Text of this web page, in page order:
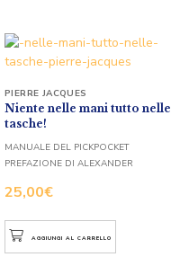
Niente nelle mani tutto nelle
tasche!
25,00€
PIERRE JACQUES
MANUALE DEL PICKPOCKET
PREFAZIONE DI ALEXANDER
AGGIUNGI AL CARRELLO